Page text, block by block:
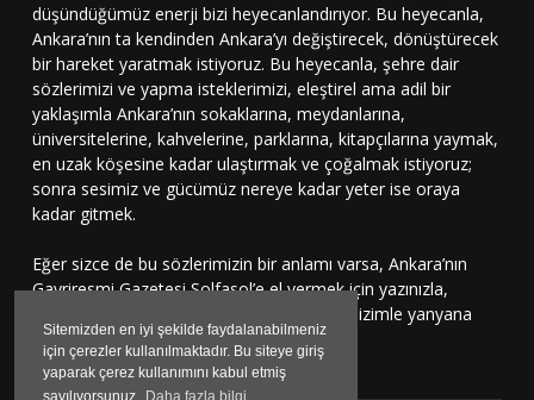
Sitemizden en iyi şekilde faydalanabilmeniz
için çerezler kullanılmaktadır. Bu siteye giriş
yaparak çerez kullanımını kabul etmiş
sayılıyorsunuz.
Daha fazla bilgi
düşündüğümüz enerji bizi heyecanlandırıyor. Bu heyecanla,
Ankara’nın ta kendinden Ankara’yı değiştirecek, dönüştürecek
bir hareket yaratmak istiyoruz. Bu heyecanla, şehre dair
sözlerimizi ve yapma isteklerimizi, eleştirel ama adil bir
yaklaşımla Ankara’nın sokaklarına, meydanlarına,
üniversitelerine, kahvelerine, parklarına, kitapçılarına yaymak,
en uzak köşesine kadar ulaştırmak ve çoğalmak istiyoruz;
sonra sesimiz ve gücümüz nereye kadar yeter ise oraya
kadar gitmek.
Eğer sizce de bu sözlerimizin bir anlamı varsa, Ankara’nın
Gayriresmi Gazetesi Solfasol’e el vermek için yazınızla,
çizinizle, sesinizle bu harekete katılmaya, bizimle yanyana
durmaya davetlisiniz.